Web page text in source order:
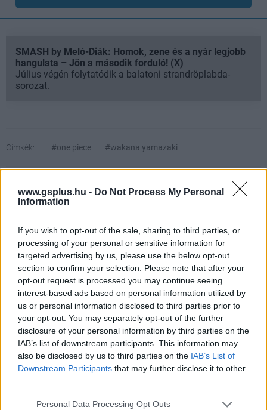
www.gsplus.hu - Do Not Process My Personal
Information
If you wish to opt-out of the sale, sharing to third parties, or
processing of your personal or sensitive information for
targeted advertising by us, please use the below opt-out
section to confirm your selection. Please note that after your
opt-out request is processed you may continue seeing
interest-based ads based on personal information utilized by
us or personal information disclosed to third parties prior to
your opt-out. You may separately opt-out of the further
disclosure of your personal information by third parties on the
IAB’s list of downstream participants. This information may
also be disclosed by us to third parties on the IAB’s List of
Downstream Participants that may further disclose it to other
Please note that this website/app uses one or more Google
Personal Data Processing Opt Outs
SMASH by Meló-Diák: Homok, zene és a nyár legjobb
hangulata – Jön a második forduló! (X)
Július végén folytatódik a balatoni strandröplabda-
sorozat.
Címkék: #one piece #wakana yamazaki
Hozzászólások
Fusson, ki merre lát! Uwe Boll
ismét zombis filmet rendez
Chavalier|2026 május 16. 10:02